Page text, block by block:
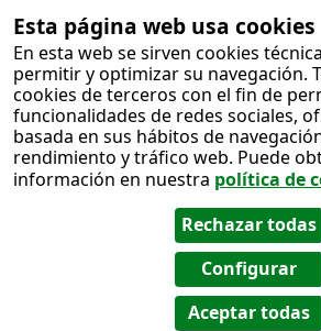
Esta página web usa cookies
En esta web se sirven cookies
permitir y optimizar su navegación.
cookies de terceros con el fin de
funcionalidades de redes sociales,
basada en sus hábitos de
rendimiento y tráfico web. Puede
información en nuestra política de